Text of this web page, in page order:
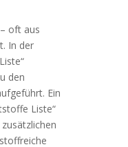
oft aus
In der
den
Ein
Liste“